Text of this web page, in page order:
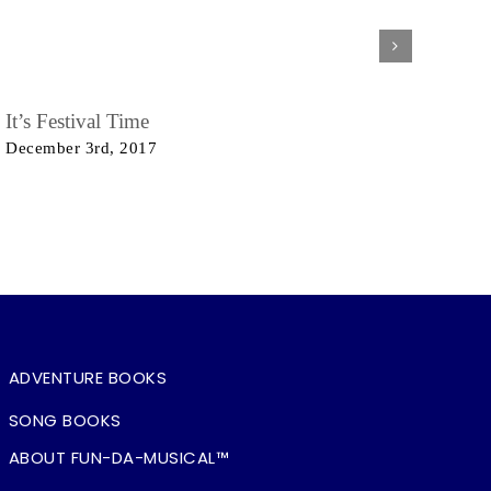
It’s Festival Time
December 3rd, 2017
ADVENTURE BOOKS
SONG BOOKS
ABOUT FUN-DA-MUSICAL™